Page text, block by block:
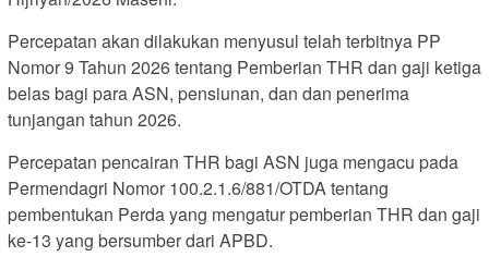
Percepatan akan dilakukan menyusul telah terbitnya PP
Nomor 9 Tahun 2026 tentang Pemberian THR dan gaji ketiga
belas bagi para ASN, pensiunan, dan dan penerima
tunjangan tahun 2026.
Percepatan pencairan THR bagi ASN juga mengacu pada
Permendagri Nomor 100.2.1.6/881/OTDA tentang
pembentukan Perda yang mengatur pemberian THR dan gaji
ke-13 yang bersumber dari APBD.